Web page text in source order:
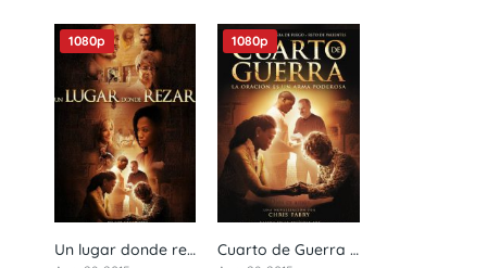
6.4
1080p
Un lugar donde rezar | War room (2015) 1080p castellano 6.4
1080p
Cuarto de Guerra | War room (2015) 1080p latino